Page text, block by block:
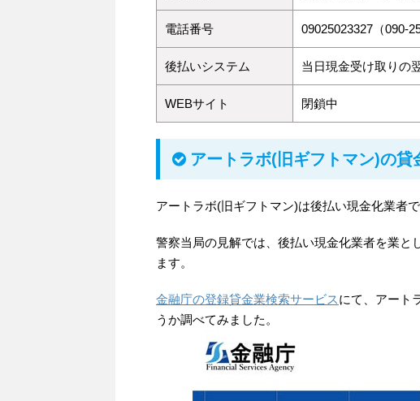
電話番号 09025023327（090-
後払いシステム 当日現金受け取りの
WEBサイト 閉鎖中
アートラボ(旧ギフトマン)の貸
アートラボ(旧ギフトマン)は後払い現金化業者で
警察当局の見解では、後払い現金化業者を業と
ます。
金融庁の登録貸金業検索サービスにて、アート
うか調べてみました。